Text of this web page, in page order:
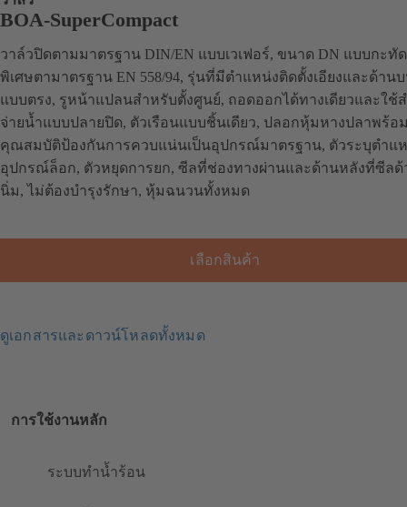
BOA-SuperCompact
วาล์วปิดตามมาตรฐาน DIN/EN แบบเวเฟอร์, ขนาด DN แบบกะทั
พิเศษตามาตรฐาน EN 558/94, รุ่นที่มีตำแหน่งติดตั้งเอียงและด้าน
แบบตรง, รูหน้าแปลนสำหรับตั้งศูนย์, ถอดออกได้ทางเดียวและใช้
จ่ายน้ำแบบปลายปิด, ตัวเรือนแบบชิ้นเดียว, ปลอกหุ้มหางปลาพร้อ
คุณสมบัติป้องกันการควบแน่นเป็นอุปกรณ์มาตรฐาน, ตัวระบุตำแ
อุปกรณ์ล็อก, ตัวหยุดการยก, ซีลที่ช่องทางผ่านและด้านหลังที่ซีลด้
นิ่ม, ไม่ต้องบำรุงรักษา, หุ้มฉนวนทั้งหมด
เลือกสินค้า
ดูเอกสารและดาวน์โหลดทั้งหมด
การใช้งานหลัก
ระบบทำน้ำร้อน